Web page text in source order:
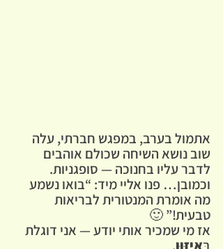
אתמול בערב, במפגש חברתי, עלה
שוב נושא השיחה שכולם אוהבים
לדבר עליו בחנוכה — סופגניות.
וכמובן… פנו אליי מיד: “בואו נשמע
מה אומרת המנטורית לבריאות
טבעית!” 🙂
אז מי שמכיר אותי יודע — אני דוגלת